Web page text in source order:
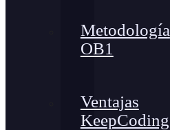
Metodología
OB1
Ventajas
KeepCoding